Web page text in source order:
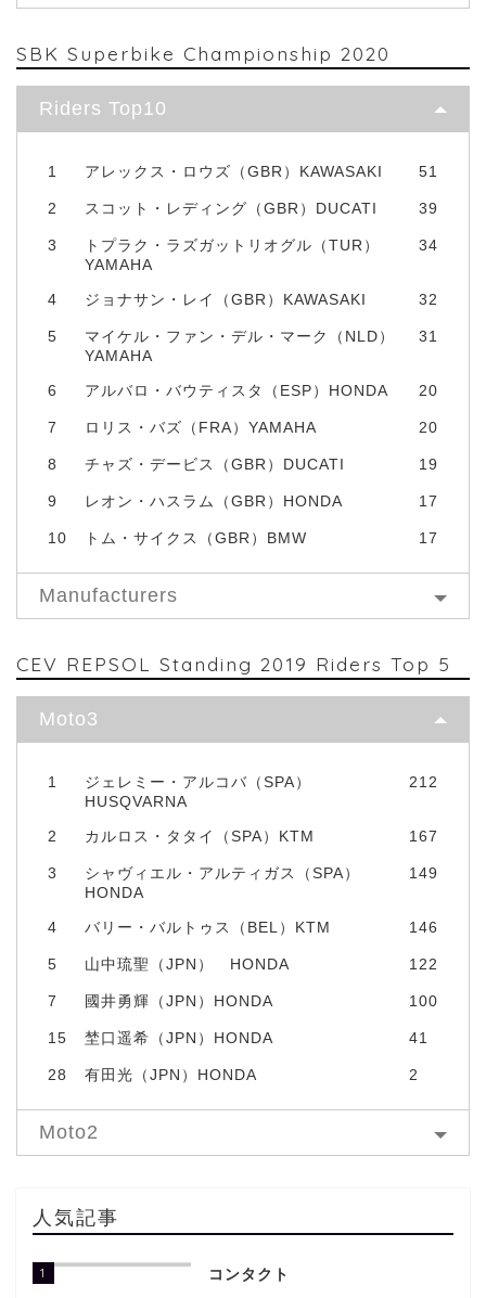
SBK Superbike Championship 2020
Riders Top10
1 アレックス・ロウズ（GBR）KAWASAKI 51
2 スコット・レディング（GBR）DUCATI 39
3
トプラク・ラズガットリオグル（TUR）
YAMAHA
34
4 ジョナサン・レイ（GBR）KAWASAKI 32
5
マイケル・ファン・デル・マーク（NLD）
YAMAHA
31
6 アルバロ・バウティスタ（ESP）HONDA 20
7 ロリス・バズ（FRA）YAMAHA 20
8 チャズ・デービス（GBR）DUCATI 19
9 レオン・ハスラム（GBR）HONDA 17
10 トム・サイクス（GBR）BMW 17
Manufacturers
CEV REPSOL Standing 2019 Riders Top 5
Moto3
1
ジェレミー・アルコバ（SPA）
HUSQVARNA
212
2 カルロス・タタイ（SPA）KTM 167
3
シャヴィエル・アルティガス（SPA）
HONDA
149
4 バリー・バルトゥス（BEL）KTM 146
5 山中琉聖（JPN） HONDA 122
7 國井勇輝（JPN）HONDA 100
15 埜口遥希（JPN）HONDA 41
28 有田光（JPN）HONDA 2
Moto2
人気記事
1 コンタクト